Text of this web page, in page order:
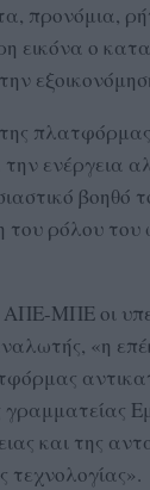
προνόμια,
εικόνα ο
την ενέργεια
ρόλου του
ΜΠΕ οι
«η
γραμματείας
και της
τεχνολογίας».